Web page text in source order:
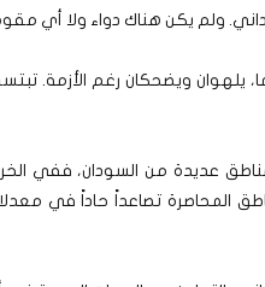
يلهوان ويضحكان رغم الأزمة.
عديدة من السودان، ففي
المحاصرة تصاعداً حاداً في